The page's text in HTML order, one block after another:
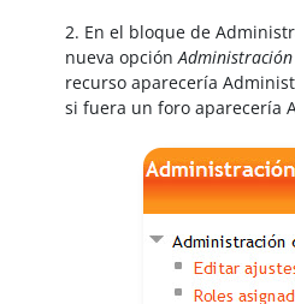
2. En el bloque de
nueva opción
recurso aparecería
si fuera un foro aparecería